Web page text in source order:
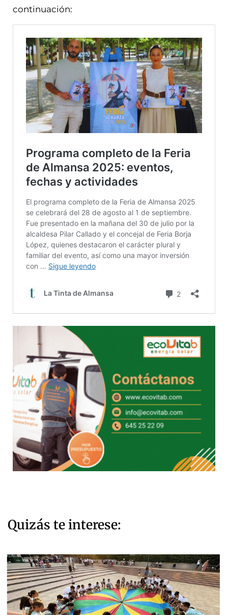
continuación:
Quizás te interese: